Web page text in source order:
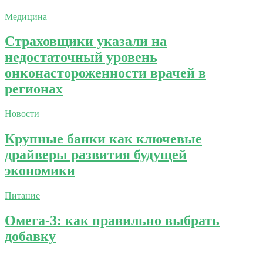
Медицина
Страховщики указали на
недостаточный уровень
онконастороженности врачей в
регионах
Новости
Крупные банки как ключевые
драйверы развития будущей
экономики
Питание
Омега-3: как правильно выбрать
добавку